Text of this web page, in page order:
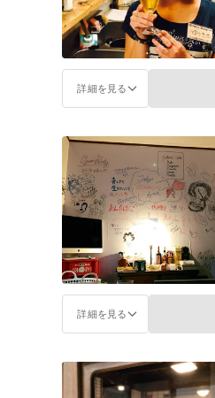
詳細を見る
詳細を見る